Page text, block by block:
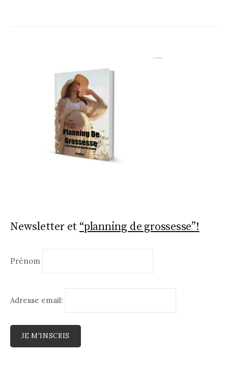
Newsletter et “planning de grossesse”!
Prénom
Adresse email: